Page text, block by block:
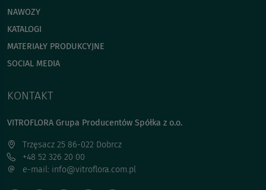
NAWOZY
KATALOGI
MATERIAŁY PRODUKCYJNE
SOCIAL MEDIA
KONTAKT
VITROFLORA Grupa Producentów Spółka z o.o.
Trzęsacz 25 86-022 Dobrcz
+48 52 326 20 00
e-mail: info@vitroflora.com.pl